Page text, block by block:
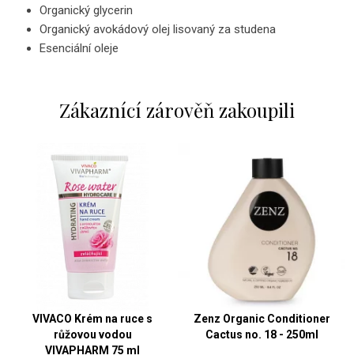
Organický glycerin
Organický avokádový olej lisovaný za studena
Esenciální oleje
Zákaznící zárověň zakoupili
VIVACO Krém na ruce s
růžovou vodou
VIVAPHARM 75 ml
Zenz Organic Conditioner
Cactus no. 18 - 250ml